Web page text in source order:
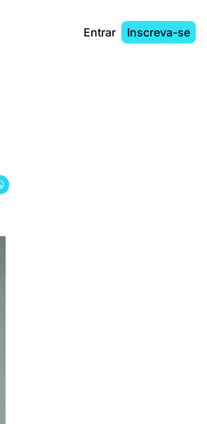
Entrar Inscreva-se